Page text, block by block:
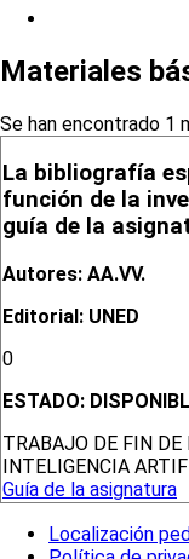
Materiales
Se han encontrado 1
La bibliografía
función de la
guía de la
Autores: AA.VV.
Editorial: UNED
0
ESTADO:
TRABAJO DE FIN
INTELIGENCIA
Guía de la asignatura
Localización